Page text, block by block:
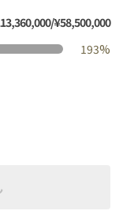
¥58,500,000
193%